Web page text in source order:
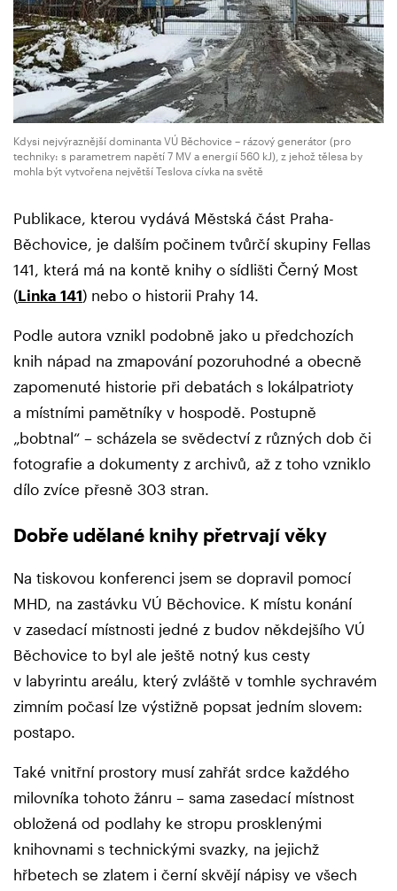
Kdysi nejvýraznější dominanta VÚ Běchovice – rázový generátor (pro
techniky: s parametrem napětí 7 MV a energií 560 kJ), z jehož tělesa by
mohla být vytvořena největší Teslova cívka na světě
Publikace, kterou vydává Městská část Praha-
Běchovice, je dalším počinem tvůrčí skupiny Fellas
141, která má na kontě knihy o sídlišti Černý Most
(Linka 141) nebo o historii Prahy 14.
Podle autora vznikl podobně jako u předchozích
knih nápad na zmapování pozoruhodné a obecně
zapomenuté historie při debatách s lokálpatrioty
a místními pamětníky v hospodě. Postupně
„bobtnal“ – scházela se svědectví z různých dob či
fotografie a dokumenty z archivů, až z toho vzniklo
dílo zvíce přesně 303 stran.
Dobře udělané knihy přetrvají věky
Na tiskovou konferenci jsem se dopravil pomocí
MHD, na zastávku VÚ Běchovice. K místu konání
v zasedací místnosti jedné z budov někdejšího VÚ
Běchovice to byl ale ještě notný kus cesty
v labyrintu areálu, který zvláště v tomhle sychravém
zimním počasí lze výstižně popsat jedním slovem:
postapo.
Také vnitřní prostory musí zahřát srdce každého
milovníka tohoto žánru – sama zasedací místnost
obložená od podlahy ke stropu prosklenými
knihovnami s technickými svazky, na jejichž
hřbetech se zlatem i černí skvějí nápisy ve všech